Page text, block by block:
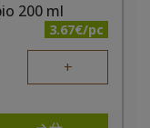
200 ml
3.67€/pc
+